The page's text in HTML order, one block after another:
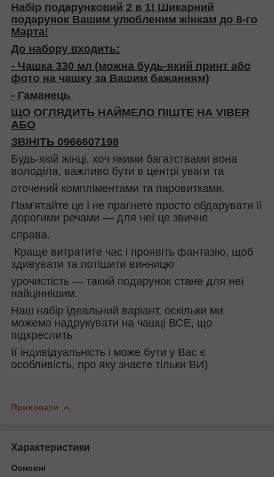
Набір подарунковий 2 в 1! Шикарний
подарунок Вашим улюбленим жінкам до 8-го
Марта!
До набору входить:
- Чашка 330 мл (можна будь-який принт або
фото на чашку за Вашим бажанням)
- Гаманець
ЩО ОГЛЯДИТЬ НАЙМЕЛО ПІШТЕ НА VIBER
АБО
ЗВІНІТЬ 0966607198
Будь-якій жінці, хоч якими багатствами вона
володіла, важливо бути в центрі уваги та
оточений компліментами та паровитками.
Пам'ятайте це і не прагнете просто обдарувати її
дорогими речами — для неї це звичне
справа.
Краще витратите час і проявіть фантазію, щоб
здивувати та потішити винницю
урочистість — такий подарунок стане для неї
найціннішим.
Наш набір ідеальний варіант, оскільки ми
можемо надрукувати на чашці ВСЕ, що
підкреслить
її індивідуальність і може бути у Вас є
особливість, про яку знаєте тільки ВИ)
Приховати
Характеристики
Основні